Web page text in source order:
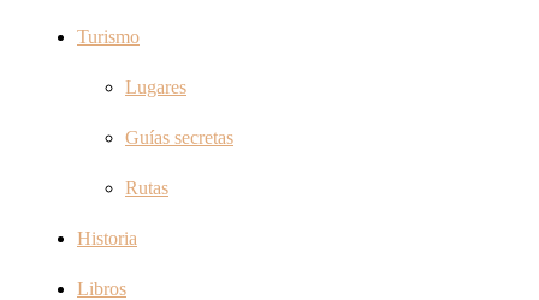
Turismo
Lugares
Guías secretas
Rutas
Historia
Libros